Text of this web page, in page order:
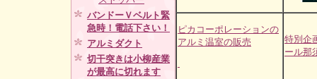
バンドーＶベルト緊
急時！電話下さい！
アルミダクト
切干突きは小柳産業
が最高に切れます
ピカコーポレーションの
アルミ温室の販売
特別企
ール那